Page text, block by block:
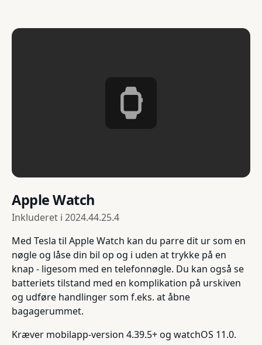
Apple Watch
Inkluderet i 2024.44.25.4
Med Tesla til Apple Watch kan du parre dit ur som en
nøgle og låse din bil op og i uden at trykke på en
knap - ligesom med en telefonnøgle. Du kan også se
batteriets tilstand med en komplikation på urskiven
og udføre handlinger som f.eks. at åbne
bagagerummet.
Kræver mobilapp-version 4.39.5+ og watchOS 11.0.